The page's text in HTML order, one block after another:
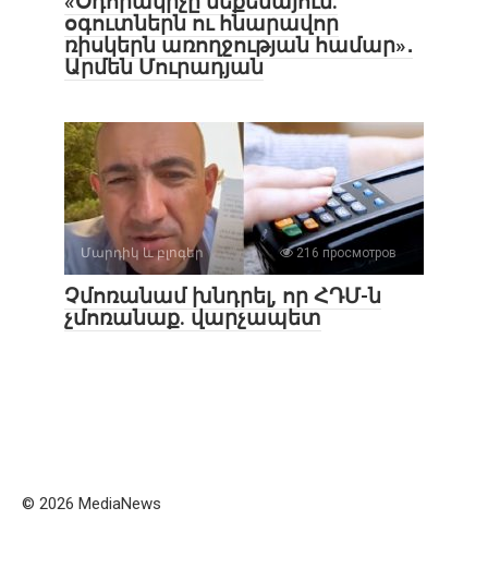
օգուտներն ու հնարավոր
ռիսկերն առողջության համար»․
Արմեն Մուրադյան
Մարդիկ և բլոգեր 216 просмотров
Չմոռանամ խնդրել, որ ՀԴՄ-ն
չմոռանաք. վարչապետ
© 2026 MediaNews